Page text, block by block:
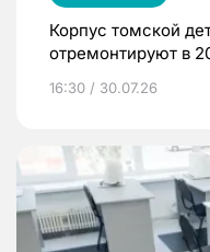
Корпус томской
отремонтируют в
16:30 / 30.07.26